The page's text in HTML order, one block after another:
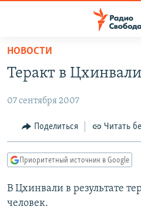
упрощенного
доступа
содержанию
Вернутся
навигации
Вернутся
ПОДКАСТЫ
АВТОРСКИЕ ПРОЕКТЫ
ЦИТАТЫ СВОБОДЫ
КУЛЬТУРА
IDEL.РЕАЛИИ
НОВОСТИ
Теракт в Цхинвали
07 сентября 2007
Поделиться Читать
Приоритетный источник в Google
В Цхинвали в результате
человек.